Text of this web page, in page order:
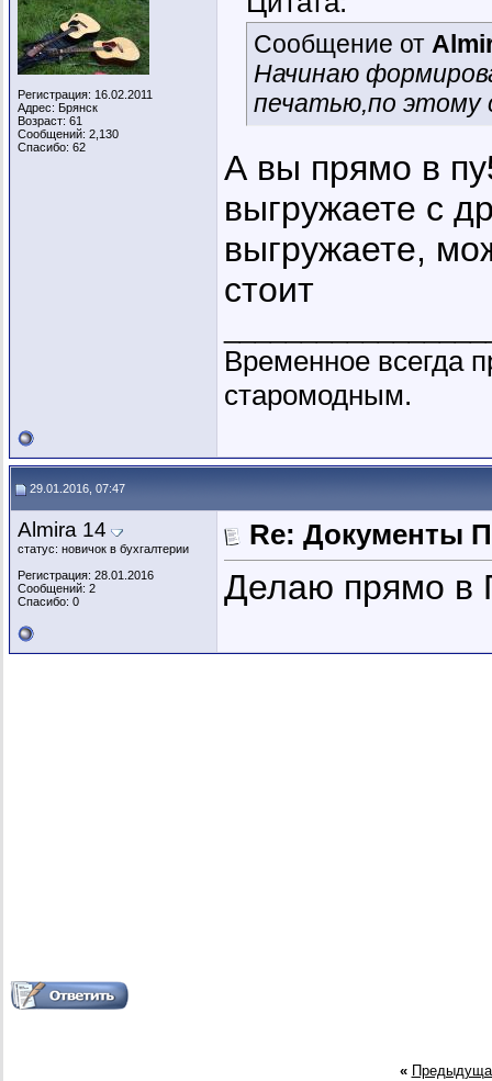
Регистрация: 16.02.2011
Адрес: Брянск
Возраст: 61
Сообщений: 2,130
Спасибо: 62
Сообщение от
Начинаю
печатью,по этому
А вы прямо в
выгружаете с
выгружаете,
стоит
Временное всегда
старомодным.
29.01.2016, 07:47
Almira 14
статус: новичок в бухгалтерии
Регистрация: 28.01.2016
Сообщений: 2
Спасибо: 0
Re: Документы
Делаю прямо в
«